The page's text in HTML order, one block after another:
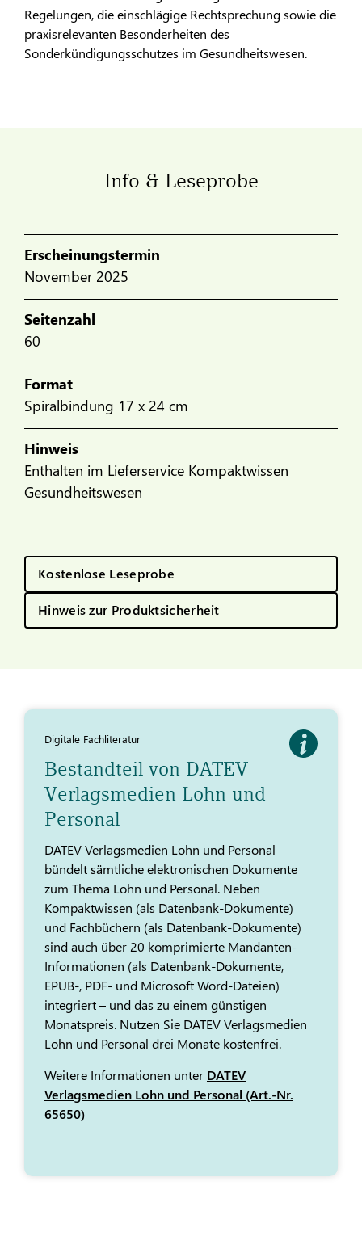
Regelungen, die einschlägige Rechtsprechung sowie die
praxisrelevanten Besonderheiten des
Sonderkündigungsschutzes im Gesundheitswesen.
Info & Leseprobe
Erscheinungstermin
November 2025
Seitenzahl
60
Format
Spiralbindung 17 x 24 cm
Hinweis
Enthalten im Lieferservice Kompaktwissen
Gesundheitswesen
Kostenlose Leseprobe
Hinweis zur Produktsicherheit
Digitale Fachliteratur
Bestandteil von DATEV
Verlagsmedien Lohn und
Personal
DATEV Verlagsmedien Lohn und Personal
bündelt sämtliche elektronischen Dokumente
zum Thema Lohn und Personal. Neben
Kompaktwissen (als Datenbank-Dokumente)
und Fachbüchern (als Datenbank-Dokumente)
sind auch über 20 komprimierte Mandanten-
Informationen (als Datenbank-Dokumente,
EPUB-, PDF- und Microsoft Word-Dateien)
integriert – und das zu einem günstigen
Monatspreis. Nutzen Sie DATEV Verlagsmedien
Lohn und Personal drei Monate kostenfrei.
Weitere Informationen unter DATEV
Verlagsmedien Lohn und Personal (Art.-Nr.
65650)